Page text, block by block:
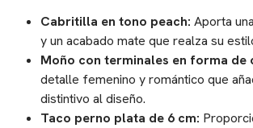
Cabritilla en tono peach: Aporta
y un acabado mate que realza su
Moño con terminales en forma de
detalle femenino y romántico que
distintivo al diseño.
Taco perno plata de 6 cm: